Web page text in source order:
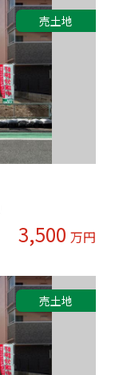
売土地
3,500 万円
売土地